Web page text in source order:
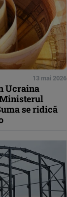
13 mai 2026
Ucraina
se ridică